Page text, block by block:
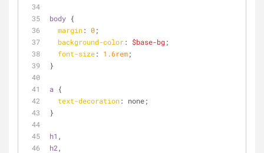
body {
margin: 0;
background-color: $base-bg;
font-size: 1.6rem;
}
a {
text-decoration: none;
}
h1 ,
h2 ,